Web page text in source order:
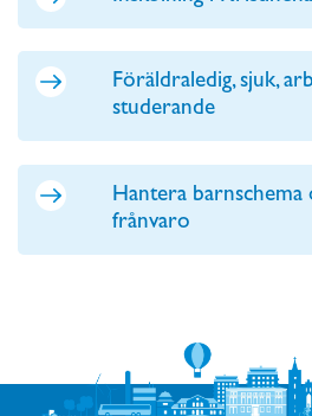
Föräldraledig, sjuk,
studerande
Hantera barnschema
frånvaro